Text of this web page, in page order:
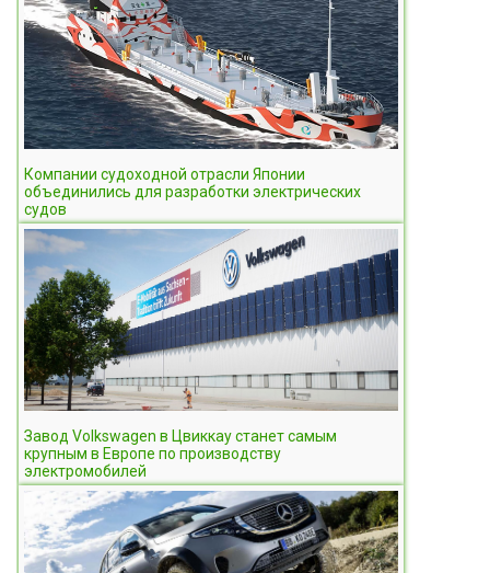
Компании судоходной отрасли Японии
объединились для разработки электрических
судов
Завод Volkswagen в Цвиккау станет самым
крупным в Европе по производству
электромобилей